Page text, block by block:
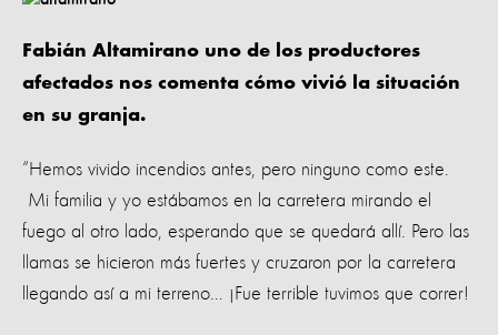
Fabián Altamirano uno de los productores
afectados nos comenta cómo vivió la situación
en su granja.
“Hemos vivido incendios antes, pero ninguno como este.
Mi familia y yo estábamos en la carretera mirando el
fuego al otro lado, esperando que se quedará allí. Pero las
llamas se hicieron más fuertes y cruzaron por la carretera
llegando así a mi terreno… ¡Fue terrible tuvimos que correr!